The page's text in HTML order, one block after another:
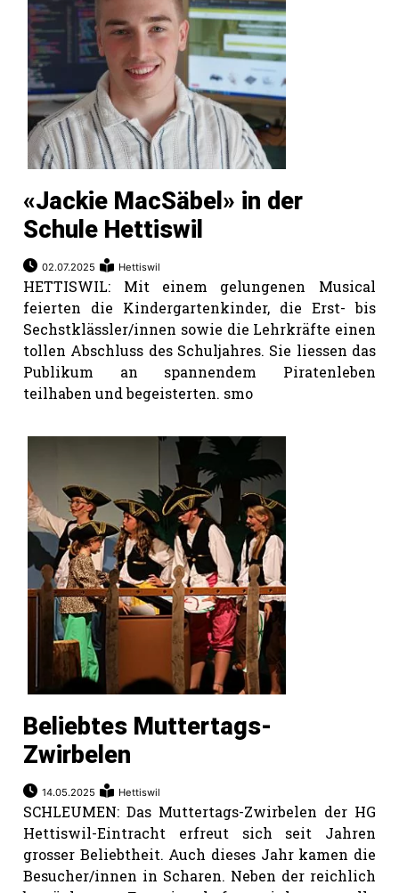
«Jackie MacSäbel» in der
Schule Hettiswil
02.07.2025 Hettiswil
HETTISWIL: Mit einem gelungenen Musical
feierten die Kindergartenkinder, die Erst- bis
Sechstklässler/innen sowie die Lehrkräfte einen
tollen Abschluss des Schuljahres. Sie liessen das
Publikum an spannendem Piratenleben
teilhaben und begeisterten. smo
Beliebtes Muttertags-
Zwirbelen
14.05.2025 Hettiswil
SCHLEUMEN: Das Muttertags-Zwirbelen der HG
Hettiswil-Eintracht erfreut sich seit Jahren
grosser Beliebtheit. Auch dieses Jahr kamen die
Besucher/innen in Scharen. Neben der reichlich